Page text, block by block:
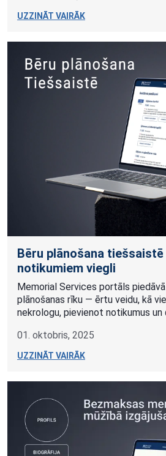
UZZINĀT VAIRĀK
Bēru plānošana
notikumiem viegli
Memorial Services portāls
plānošanas rīku — ērtu veidu, kā
nekrologu, pievienot notikumus un
01. oktobris, 2025
UZZINĀT VAIRĀK